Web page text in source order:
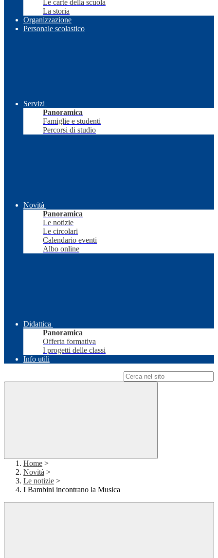
Le carte della scuola
La storia
Organizzazione
Personale scolastico
Servizi
Panoramica
Famiglie e studenti
Percorsi di studio
Novità
Panoramica
Le notizie
Le circolari
Calendario eventi
Albo online
Didattica
Panoramica
Offerta formativa
I progetti delle classi
Info utili
Home >
Novità >
Le notizie >
I Bambini incontrano la Musica